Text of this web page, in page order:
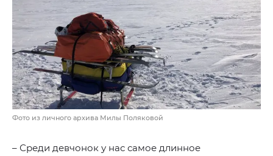
Фото из личного архива Милы Поляковой
– Среди девчонок у нас самое длинное